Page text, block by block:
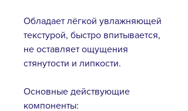
Обладает лёгкой увлажняющей
текстурой, быстро впитывается,
не оставляет ощущения
стянутости и липкости.
Основные действующие
компоненты: